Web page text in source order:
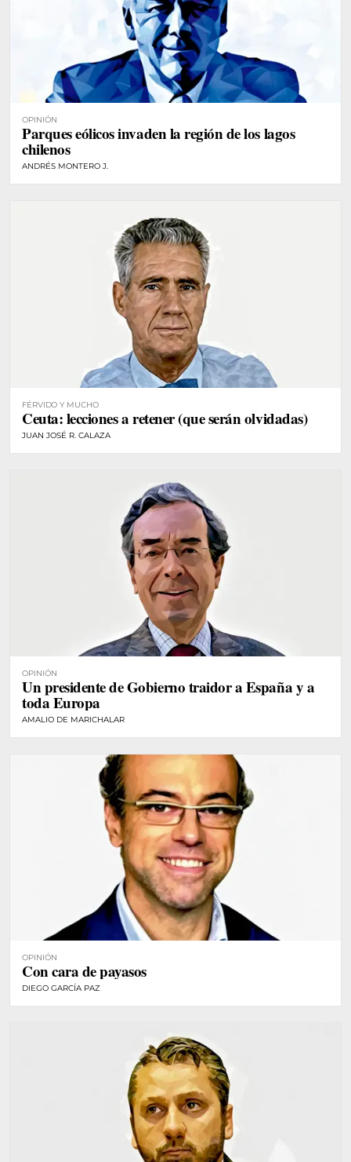
OPINIÓN
Parques eólicos invaden la región de los lagos
chilenos
ANDRÉS MONTERO J.
FÉRVIDO Y MUCHO
Ceuta: lecciones a retener (que serán olvidadas)
JUAN JOSÉ R. CALAZA
OPINIÓN
Un presidente de Gobierno traidor a España y a
toda Europa
AMALIO DE MARICHALAR
OPINIÓN
Con cara de payasos
DIEGO GARCÍA PAZ